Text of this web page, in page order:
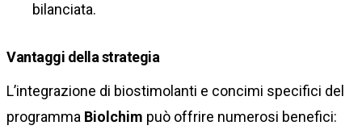
bilanciata.
Vantaggi della strategia
L’integrazione di biostimolanti e concimi specifici del
programma Biolchim può offrire numerosi benefici: